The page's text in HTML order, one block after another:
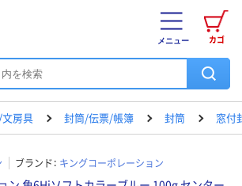
カゴ
メニュー
房具 封筒/伝票/帳簿 封筒 窓付
ブランド： キングコーポレーション